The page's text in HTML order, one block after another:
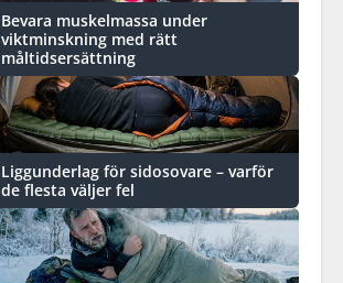
Bevara muskelmassa under
viktminskning med rätt
måltidsersättning
Liggunderlag för sidosovare – varför
de flesta väljer fel